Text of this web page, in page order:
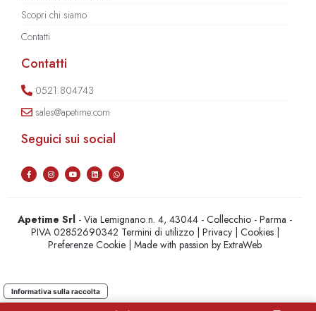
Scopri chi siamo
Contatti
Contatti
0521.804743
sales@apetime.com
Seguici sui social
Apetime Srl - Via Lemignano n. 4, 43044 - Collecchio - Parma -
PIVA 02852690342 Termini di utilizzo| Privacy| Cookies|
Preferenze Cookie | Made with passion byExtraWeb
Informativa sulla raccolta